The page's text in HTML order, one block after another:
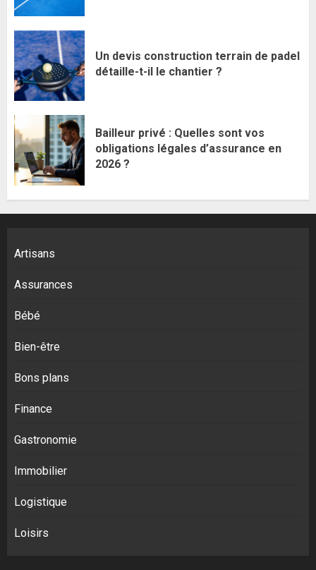
Un devis construction terrain de padel
détaille-t-il le chantier ?
Bailleur privé : Quelles sont vos
obligations légales d’assurance en
2026 ?
Artisans
Assurances
Bébé
Bien-être
Bons plans
Finance
Gastronomie
Immobilier
Logistique
Loisirs